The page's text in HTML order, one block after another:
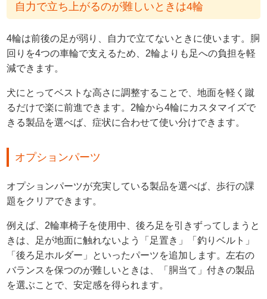
自力で立ち上がるのが難しいときは4輪
4輪は前後の足が弱り、自力で立てないときに使います。胴
回りを4つの車輪で支えるため、2輪よりも足への負担を軽
減できます。
犬にとってベストな高さに調整することで、地面を軽く蹴
るだけで楽に前進できます。2輪から4輪にカスタマイズで
きる製品を選べば、症状に合わせて使い分けできます。
オプションパーツ
オプションパーツが充実している製品を選べば、歩行の課
題をクリアできます。
例えば、2輪車椅子を使用中、後ろ足を引きずってしまうと
きは、足が地面に触れないよう「足置き」「釣りベルト」
「後ろ足ホルダー」といったパーツを追加します。左右の
バランスを保つのが難しいときは、「胴当て」付きの製品
を選ぶことで、安定感を得られます。